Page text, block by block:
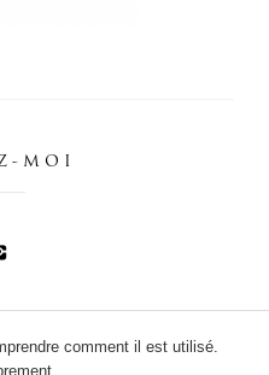
MOI
comment il est utilisé.